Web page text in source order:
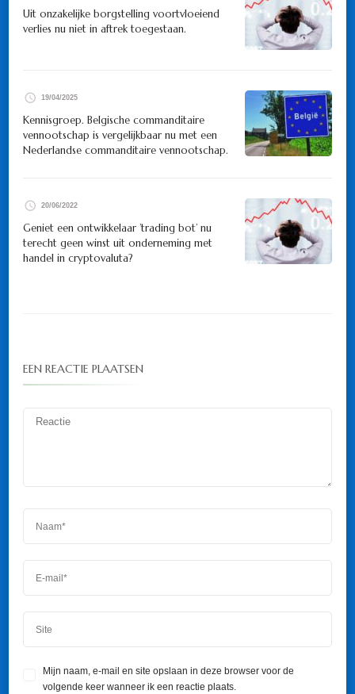
Uit onzakelijke borgstelling voortvloeiend
verlies nu niet in aftrek toegestaan.
19/04/2025
Kennisgroep. Belgische commanditaire
vennootschap is vergelijkbaar nu met een
Nederlandse commanditaire vennootschap.
20/06/2022
Geniet een ontwikkelaar ’trading bot’ nu
terecht geen winst uit onderneming met
handel in cryptovaluta?
EEN REACTIE PLAATSEN
Mijn naam, e-mail en site opslaan in deze browser voor de
volgende keer wanneer ik een reactie plaats.